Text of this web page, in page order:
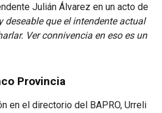
Julián Álvarez en un acto de
deseable que el intendente actual
Ver connivencia en eso es un
Provincia
en el directorio del BAPRO, Urreli